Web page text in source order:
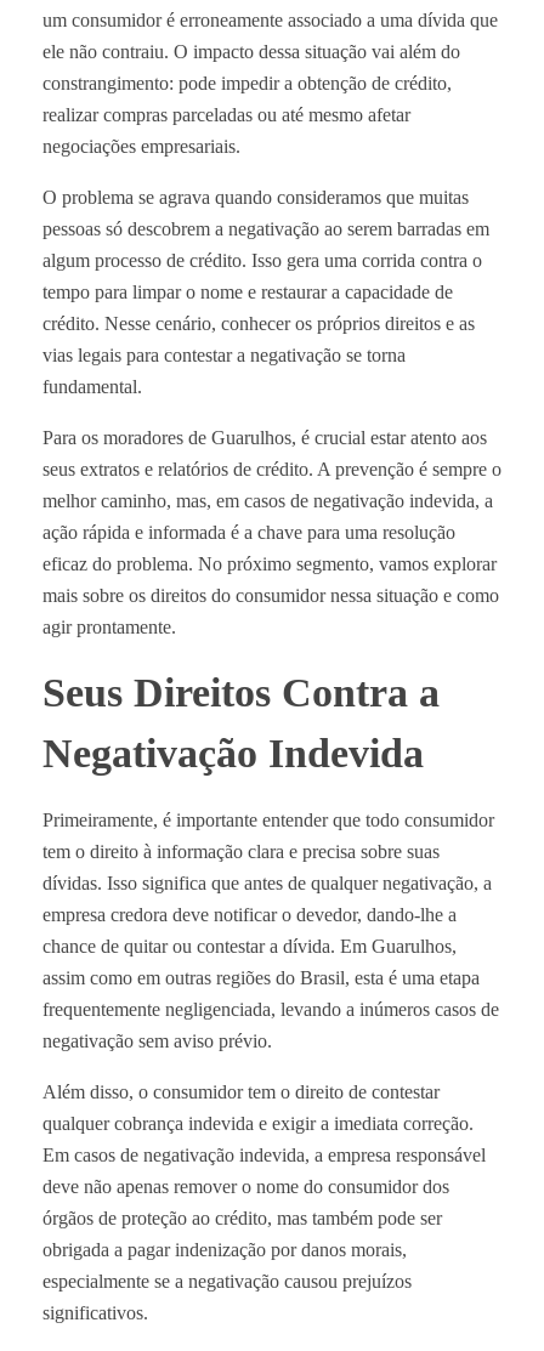
um consumidor é erroneamente associado a uma dívida que
ele não contraiu. O impacto dessa situação vai além do
constrangimento: pode impedir a obtenção de crédito,
realizar compras parceladas ou até mesmo afetar
negociações empresariais.
O problema se agrava quando consideramos que muitas
pessoas só descobrem a negativação ao serem barradas em
algum processo de crédito. Isso gera uma corrida contra o
tempo para limpar o nome e restaurar a capacidade de
crédito. Nesse cenário, conhecer os próprios direitos e as
vias legais para contestar a negativação se torna
fundamental.
Para os moradores de Guarulhos, é crucial estar atento aos
seus extratos e relatórios de crédito. A prevenção é sempre o
melhor caminho, mas, em casos de negativação indevida, a
ação rápida e informada é a chave para uma resolução
eficaz do problema. No próximo segmento, vamos explorar
mais sobre os direitos do consumidor nessa situação e como
agir prontamente.
Seus Direitos Contra a
Negativação Indevida
Primeiramente, é importante entender que todo consumidor
tem o direito à informação clara e precisa sobre suas
dívidas. Isso significa que antes de qualquer negativação, a
empresa credora deve notificar o devedor, dando-lhe a
chance de quitar ou contestar a dívida. Em Guarulhos,
assim como em outras regiões do Brasil, esta é uma etapa
frequentemente negligenciada, levando a inúmeros casos de
negativação sem aviso prévio.
Além disso, o consumidor tem o direito de contestar
qualquer cobrança indevida e exigir a imediata correção.
Em casos de negativação indevida, a empresa responsável
deve não apenas remover o nome do consumidor dos
órgãos de proteção ao crédito, mas também pode ser
obrigada a pagar indenização por danos morais,
especialmente se a negativação causou prejuízos
significativos.